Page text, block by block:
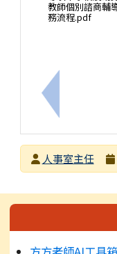
上一筆：臺
教師個別諮商輔
務流程.pdf
發布者人事室主任
左邊區域內容